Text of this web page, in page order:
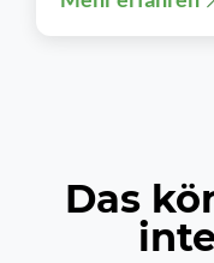
Das